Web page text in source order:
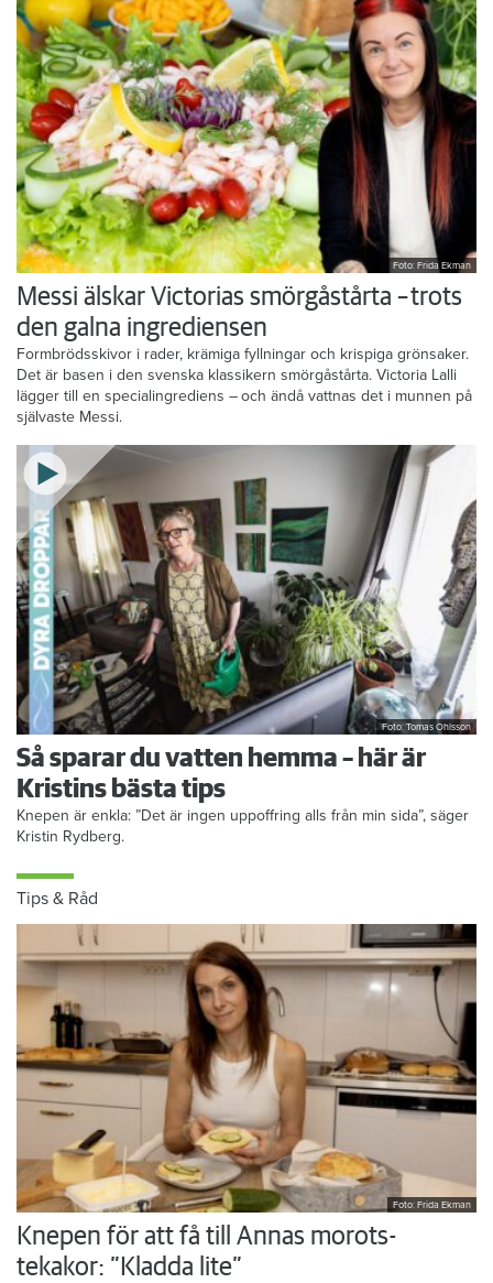
Foto: Frida Ekman
Messi älskar Victorias smörgåstårta – trots
den galna ingrediensen
Formbrödsskivor i rader, krämiga fyllningar och krispiga grönsaker.
Det är basen i den svenska klassikern smörgåstårta. Victoria Lalli
lägger till en specialingrediens – och ändå vattnas det i munnen på
självaste Messi.
Foto: Tomas Ohlsson
Så sparar du vatten hemma – här är
Kristins bästa tips
Knepen är enkla: ”Det är ingen uppoffring alls från min sida”, säger
Kristin Rydberg.
Tips & Råd
Foto: Frida Ekman
Knepen för att få till Annas morots-
tekakor: ”Kladda lite”